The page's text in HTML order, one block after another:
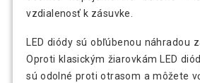
vzdialenosť k zásuvke.
LED diódy sú obľúbenou náhradou
Oproti klasickým žiarovkám LED
sú odolné proti otrasom a môžete